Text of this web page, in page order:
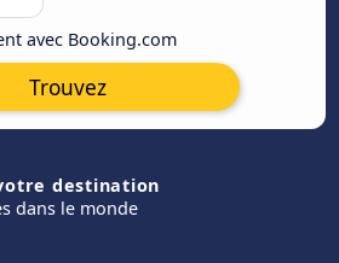
avec Booking.com
Trouvez
destination
dans le monde